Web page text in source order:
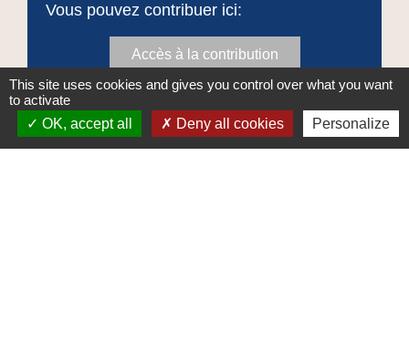
Vous pouvez contribuer ici:
Accès à la contribution
This site uses cookies and gives you control over what you want
to activate
OK, accept all
Deny all cookies Personalize